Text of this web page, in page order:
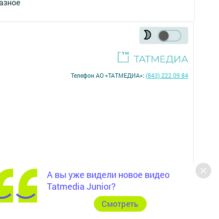
А вы уже видели новое видео
Tatmedia Junior?
Cмотреть
Телефон АО «ТАТМЕДИА»:(843) 222 09 84